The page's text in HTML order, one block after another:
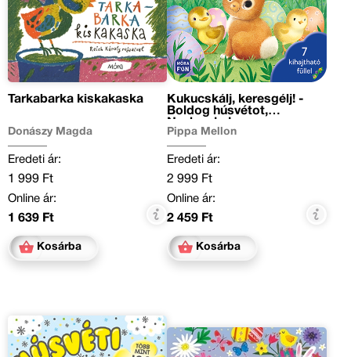
Tarkabarka kiskakaska
Donászy Magda
Eredeti ár:
1 999 Ft
Online ár:
1 639 Ft
Kosárba
Kukucskálj, keresgélj! -
Boldog húsvétot,
Pippa Mellon
Eredeti ár:
2 999 Ft
Online ár:
2 459 Ft
Kosárba